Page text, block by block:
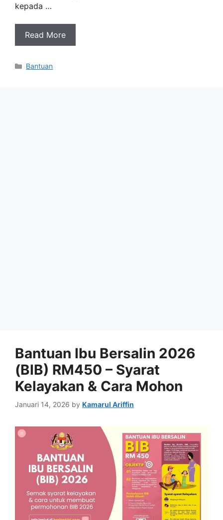
kepada …
Read More
Categories
Bantuan
Bantuan Ibu Bersalin 2026
(BIB) RM450 – Syarat
Kelayakan & Cara Mohon
Januari 14, 2026 by Kamarul Ariffin